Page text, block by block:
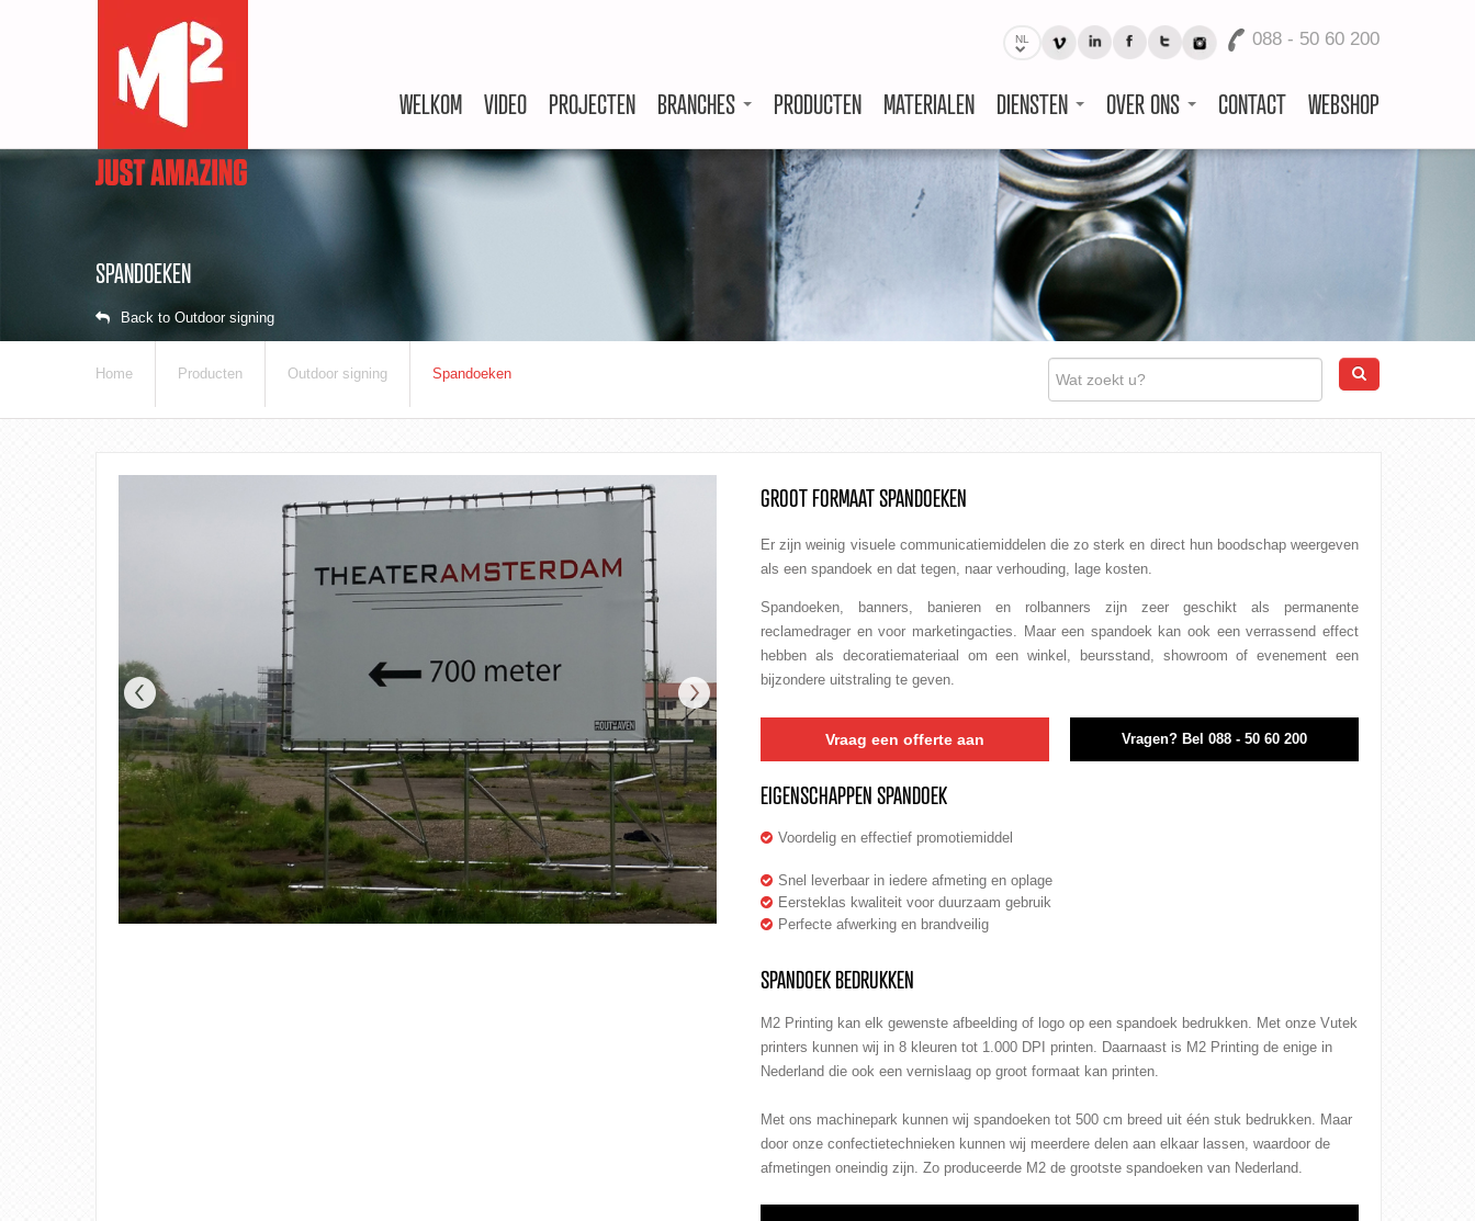
NL 088 - 50 60 200
WELKOM VIDEO PROJECTEN BRANCHES PRODUCTEN MATERIALEN DIENSTEN OVER ONS CONTACT WEBSHOP
SPANDOEKEN
Back to Outdoor signing
Home Producten Outdoor signing Spandoeken
GROOT FORMAAT SPANDOEKEN
Er zijn weinig visuele communicatiemiddelen die zo sterk en direct hun boodschap weergeven
als een spandoek en dat tegen, naar verhouding, lage kosten.
Spandoeken, banners, banieren en rolbanners zijn zeer geschikt als permanente
reclamedrager en voor marketingacties. Maar een spandoek kan ook een verrassend effect
hebben als decoratiemateriaal om eenwinkel , beursstand, showroom ofevenement een
bijzondere uitstraling te geven.
Vraag een offerte aan Vragen? Bel 088 - 50 60 200
EIGENSCHAPPEN SPANDOEK
Voordelig en effectief promotiemiddel
Snel leverbaar in iedere afmeting en oplage
Eersteklas kwaliteit voor duurzaam gebruik
Perfecte afwerking en brandveilig
SPANDOEK BEDRUKKEN
M2 Printing kan elk gewenste afbeelding of logo op een spandoek bedrukken. Met onze Vutek
printers kunnen wij in 8 kleuren tot 1.000 DPI printen. Daarnaast is M2 Printing de enige in
Nederland die ook een vernislaag op groot formaat kan printen.
Met ons machinepark kunnen wij spandoeken tot 500 cm breed uit één stuk bedrukken. Maar
door onze confectietechnieken kunnen wij meerdere delen aan elkaar lassen, waardoor de
afmetingen oneindig zijn. Zo produceerde M2 de grootste spandoeken van Nederland.